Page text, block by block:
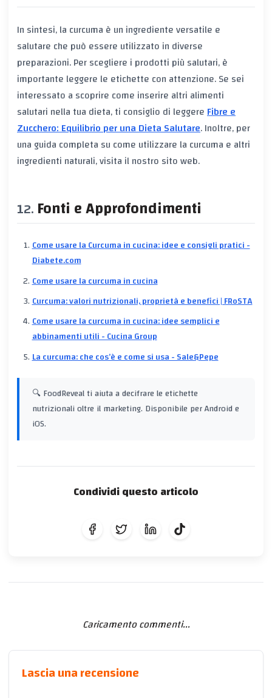
In sintesi, la curcuma è un ingrediente versatile e
salutare che può essere utilizzato in diverse
preparazioni. Per scegliere i prodotti più salutari, è
importante leggere le etichette con attenzione. Se sei
interessato a scoprire come inserire altri alimenti
salutari nella tua dieta, ti consiglio di leggereFibre e
Zucchero: Equilibrio per una Dieta Salutare. Inoltre, per
una guida completa su come utilizzare la curcuma e altri
ingredienti naturali, visita il nostro sito web.
Fonti e Approfondimenti
Come usare la Curcuma in cucina: idee e consigli pratici -
Diabete.com
Come usare la curcuma in cucina
Curcuma: valori nutrizionali, proprietà e benefici | FRoSTA
Come usare la curcuma in cucina: idee semplici e
abbinamenti utili - Cucina Group
La curcuma: che cos’è e come si usa - Sale&Pepe
🔍 FoodReveal ti aiuta a decifrare le etichette
nutrizionali oltre il marketing. Disponibile per Android e
iOS.
Condividi questo articolo
Caricamento commenti...
Lascia una recensione